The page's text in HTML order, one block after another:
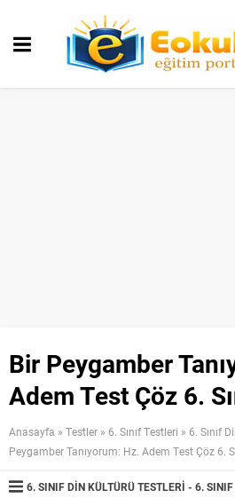
Bir Peygamber
Adem Test Çöz 6.
Anasayfa » Testler » 6. Sınıf Testleri » 6. Sınıf
Peygamber Tanıyorum: Hz. Adem Test Çöz 6.
6. SINIF DIN KÜLTÜRÜ TESTLERI 6. SINIF